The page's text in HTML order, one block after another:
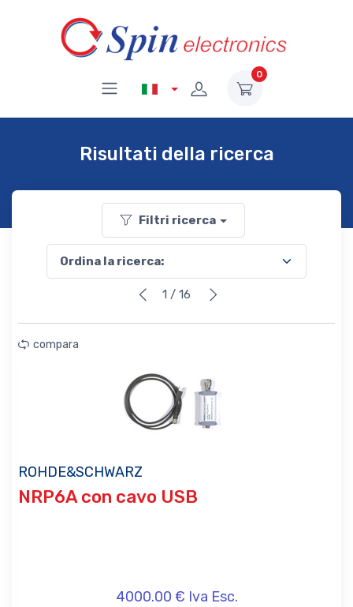
0
Risultati della ricerca
Filtri ricerca
1 / 16
compara
ROHDE&SCHWARZ
NRP6A con cavo USB
4000.00 € Iva Esc.